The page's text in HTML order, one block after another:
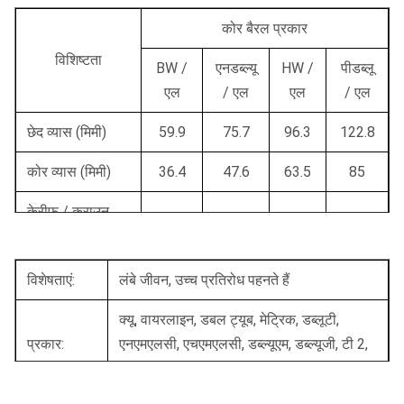
विशिष्टता
कोर बैरल प्रकार
BW /
एल
एनडब्ल्यू
/ एल
HW /
एल
पीडब्लू
/ एल
छेद व्यास (मिमी) 59.9 75.7 96.3 122.8
कोर व्यास (मिमी) 36.4 47.6 63.5 85
केरीफ / क्राउन
काटना क्षेत्र (सेमी
2)
18.3 27.2 41.1
छेद क्षेत्र (सेमी 2) 28.3 45 72.8 118.5
विशेषताएं: लंबे जीवन, उच्च प्रतिरोध पहनते हैं
प्रकार:
क्यू, वायरलाइन, डबल ट्यूब, मेट्रिक, डब्लूटी,
एनएमएलसी, एचएमएलसी, डब्ल्यूएम, डब्ल्यूजी, टी 2,